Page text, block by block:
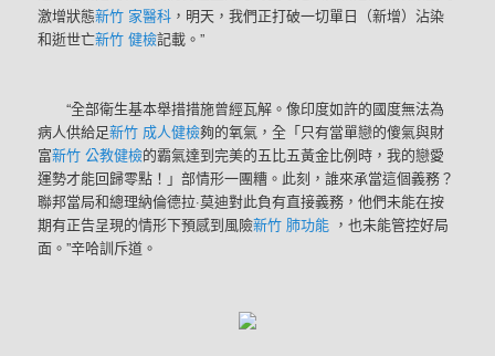
激增狀態新竹 家醫科 ，明天，我們正打破一切單日（新增）沾染
和逝世亡新竹 健檢記載。”
“全部衛生基本舉措措施曾經瓦解。像印度如許的國度無法為
病人供給足新竹 成人健檢夠的氧氣，全「只有當單戀的傻氣與財
富新竹 公教健檢的霸氣達到完美的五比五黃金比例時，我的戀愛
運勢才能回歸零點！」部情形一團糟。此刻，誰來承當這個義務？
聯邦當局和總理納倫德拉·莫迪對此負有直接義務，他們未能在按
期有正告呈現的情形下預感到風險新竹 肺功能 ，也未能管控好局
面。”辛哈訓斥道。